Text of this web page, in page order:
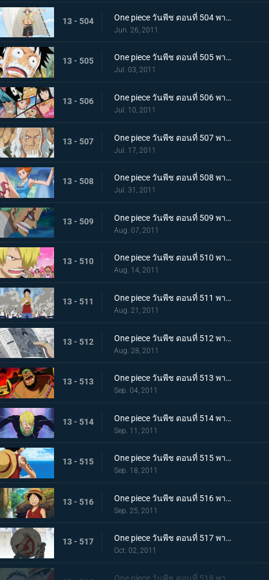
13 - 504 One piece วันพีช ตอนที่ 504 พากย์ไทย เพื่อบรรลุคำสัญญา ! การออกเดินทางของแต่ละคน!
Jun. 26, 2011
13 - 505 One piece วันพีช ตอนที่ 505 พากย์ไทย อยากเจอพรรคพวก! เสียงตะโกนทั้งน้ำตาของลูฟี่
Jul. 03, 2011
13 - 506 One piece วันพีช ตอนที่ 506 พากย์ไทย กลุ่มหมวกฟางตกตะลึง! ข่าวร้ายที่มาเยือน
Jul. 10, 2011
13 - 507 One piece วันพีช ตอนที่ 507 พากย์ไทย พบราชานรกเรย์ลี่อีกครั้ง ได้เวลาลูฟี่ตัดสินใจ
Jul. 17, 2011
13 - 508 One piece วันพีช ตอนที่ 508 พากย์ไทย กลับไปหากัปตัน การหนีจากเกาะท้องฟ้าและคดีที่เกาะฤดูหนาว
Jul. 31, 2011
13 - 509 One piece วันพีช ตอนที่ 509 พากย์ไทย การติดต่อ! ยอดนักดาบมิฮอร์ค โซโลทุ่มพลังใจสู้สุดชีวิต
Aug. 07, 2011
13 - 510 One piece วันพีช ตอนที่ 510 พากย์ไทย ความทรมานของซันจิ! ราชินีผู้กลับคืนสู่อาณาจักร
Aug. 14, 2011
13 - 511 One piece วันพีช ตอนที่ 511 พากย์ไทย การขึ้นฝั่งอีกครั้งที่น่าเหลือเชื่อ! ลูฟี่ ไปยังศูนย์ใหญ่กองทัพเรือ!
Aug. 21, 2011
13 - 512 One piece วันพีช ตอนที่ 512 พากย์ไทย จงไปถึงพรรคพวก!! ข่าวใหญ่ที่ดังไปทั่วโลก
Aug. 28, 2011
13 - 513 One piece วันพีช ตอนที่ 513 พากย์ไทย เหล่าโจรสลัดเคลื่อนไหว!!! นิวเวิลด์เริ่มสั่นสะเทือน!
Sep. 04, 2011
13 - 514 One piece วันพีช ตอนที่ 514 พากย์ไทย เอาชีวิตรอดจากขุมนรก!!! การดวลที่เดิมพันด้วยความเป็นชายของซันจิ
Sep. 11, 2011
13 - 515 One piece วันพีช ตอนที่ 515 พากย์ไทย ต้องเก่งยิ่งขึ้นไปอีก!! คำสาบานของโซโลต่อกัปตัน!
Sep. 18, 2011
13 - 516 One piece วันพีช ตอนที่ 516 พากย์ไทย ลูฟี่เริ่มฝึกวิชา! ไปยังสถานที่แห่งสัญญาใน 2 ปีให้หลัง
Sep. 25, 2011
13 - 517 One piece วันพีช ตอนที่ 517 พากย์ไทย เปิดม่านบทใหม่! กลุ่มหมวกฟางรวมตัวกันอีกครั้ง
Oct. 02, 2011